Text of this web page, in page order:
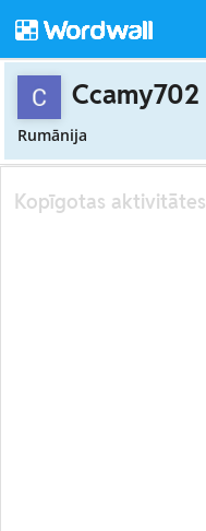
Ccamy702
Rumānija
Kopīgotas aktivitātes